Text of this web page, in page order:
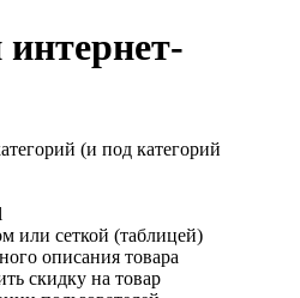
(и под категорий
или сеткой (таблицей)
описания товара
скидку на товар